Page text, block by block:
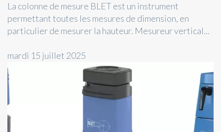
La colonne de mesure BLET est un instrument
permettant toutes les mesures de dimension, en
particulier de mesurer la hauteur. Mesureur vertical...
mardi 15 juillet 2025